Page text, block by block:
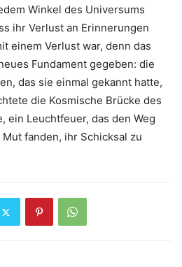
Winkel des Universums
ihr Verlust an Erinnerungen
einem Verlust war, denn das
Fundament gegeben: die
das sie einmal gekannt hatte,
die Kosmische Brücke des
ein Leuchtfeuer, das den Weg
fanden, ihr Schicksal zu